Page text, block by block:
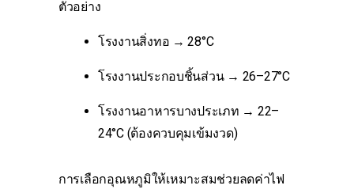
ตัวอย่าง
โรงงานสิ่งทอ → 28°C
โรงงานประกอบชิ้นส่วน → 26–27°C
โรงงานอาหารบางประเภท → 22–
24°C (ต้องควบคุมเข้มงวด)
การเลือกอุณหภูมิให้เหมาะสมช่วยลดค่าไฟ